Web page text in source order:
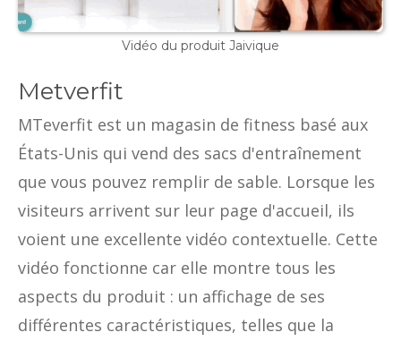
Vidéo du produit Jaivique
Metverfit
MTeverfit est un magasin de fitness basé aux
États-Unis qui vend des sacs d'entraînement
que vous pouvez remplir de sable. Lorsque les
visiteurs arrivent sur leur page d'accueil, ils
voient une excellente vidéo contextuelle. Cette
vidéo fonctionne car elle montre tous les
aspects du produit : un affichage de ses
différentes caractéristiques, telles que la